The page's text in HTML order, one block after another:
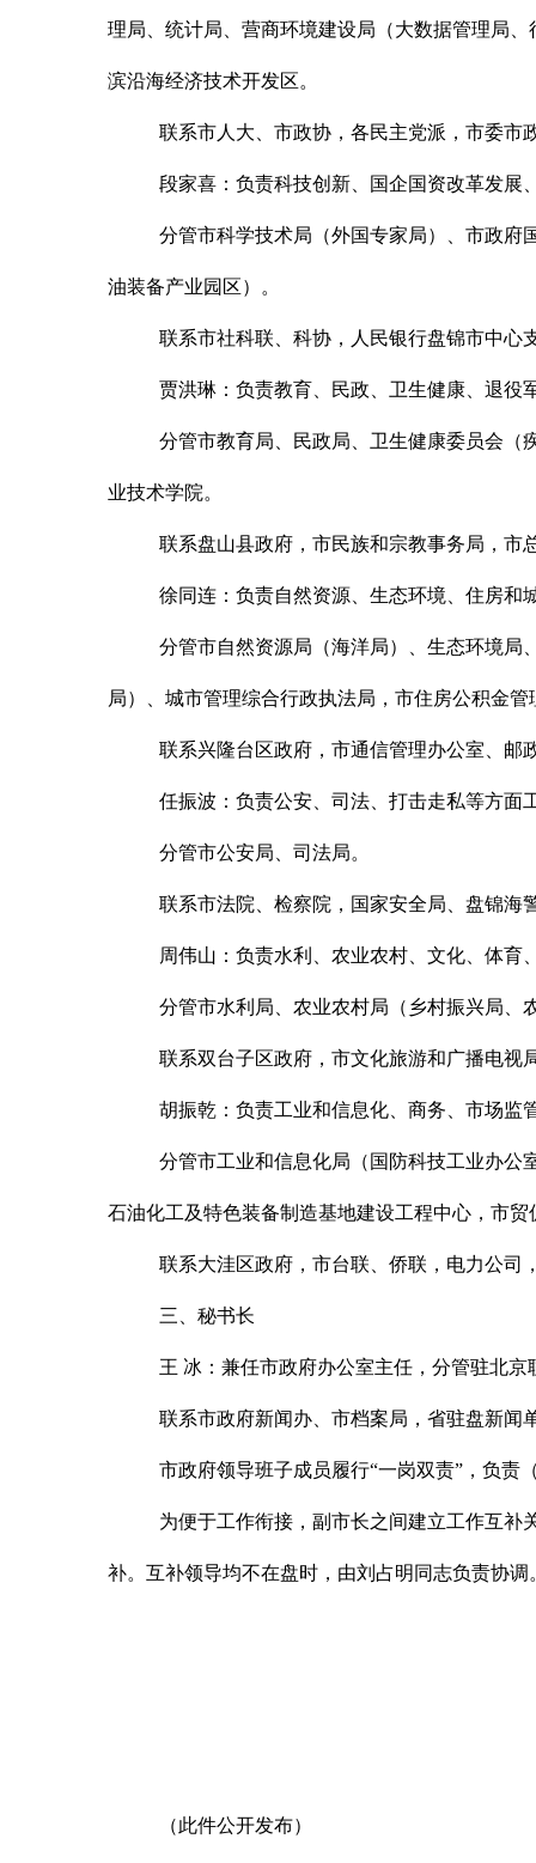
理局、统计局、营商环境建设局（大数据管理局
滨沿海经济技术开发区。
联系市人大、市政协，各民主党派，市委市
段家喜： 负责科技创新、国企国资改革发展
分管市科学技术局（外国专家局）、市政府
油装备产业园区）。
联系市社科联、科协，人民银行盘锦市中心
贾洪琳： 负责教育、民政、卫生健康、退役
分管市教育局、民政局、卫生健康委员会（
业技术学院。
联系盘山县政府，市民族和宗教事务局，市
徐同连： 负责自然资源、生态环境、住房和
分管市自然资源局（海洋局）、生态环境局
局）、城市管理综合行政执法局，市住房公积金管
联系兴隆台区政府，市通信管理办公室、邮
任振波 ： 负责公安、司法、打击走私等方面
分管市公安局、司法局。
联系市法院、检察院，国家安全局、盘锦海
周伟山 ： 负责水利、农业农村、文化、体育
分管市水利局、农业农村局（乡村振兴局、
联系双台子区政府，市文化旅游和广播电视
胡振乾 ： 负责工业和信息化、商务、市场监
分管市工业和信息化局（国防科技工业办公
石油化工及特色装备制造基地建设工程中心，市
联系大洼区政府，市台联、侨联，电力公司
三、秘书长
王 冰 ： 兼任市政府办公室主任，分管驻北京
联系市政府新闻办、市档案局，省驻盘新闻
市政府领导班子成员履行“一岗双责”，负责
为便于工作衔接，副市长之间建立工作互补
补。互补领导均不在盘时，由刘占明同志负责协调
（此件公开发布）